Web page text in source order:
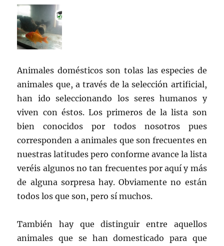
Animales domésticos son tolas las especies de
animales que, a través de la selección artificial,
han ido seleccionando los seres humanos y
viven con éstos. Los primeros de la lista son
bien conocidos por todos nosotros pues
corresponden a animales que son frecuentes en
nuestras latitudes pero conforme avance la lista
veréis algunos no tan frecuentes por aquí y más
de alguna sorpresa hay. Obviamente no están
todos los que son, pero sí muchos.
También hay que distinguir entre aquellos
animales que se han domesticado para que